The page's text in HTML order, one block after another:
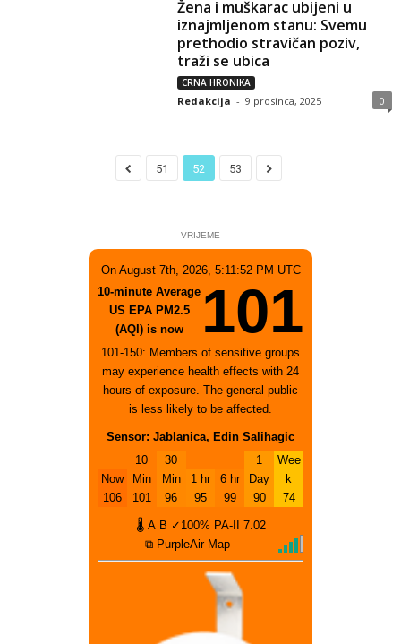
Žena i muškarac ubijeni u
iznajmljenom stanu: Svemu
prethodio stravičan poziv,
traži se ubica
CRNA HRONIKA
Redakcija - 9 prosinca, 2025 0
51 52 53
- VRIJEME -
On August 7th, 2026, 5:11:52 PM UTC
10-minute Average
US EPA PM2.5
(AQI) is now
101
101-150: Members of sensitive groups
may experience health effects with 24
hours of exposure. The general public
is less likely to be affected.
Sensor: Jablanica, Edin Salihagic
Now
106
10
Min
101
30
Min
96
1 hr
95
6 hr
99
1
Day
90
Wee
k
74
🌡 A B ✓100% PA-II
7.02
⧉ PurpleAir Map